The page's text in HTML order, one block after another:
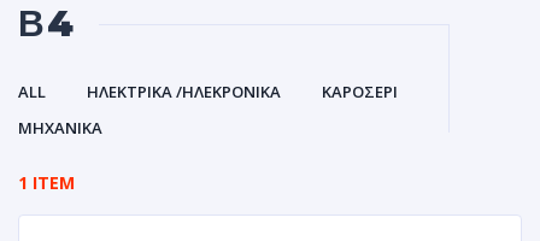
Β4
ALL ΗΛΕΚΤΡΙΚΑ /ΗΛΕΚΡΟΝΙΚΑ
ΚΑΡΟΣΕΡΙ
ΜΗΧΑΝΙΚΑ
1 ITEM